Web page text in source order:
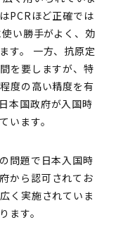
PCRほど正確では
い勝手がよく、効
す。 一方、抗原定
を要しますが、特
度の高い精度を有
本国政府が入国時
います。
問題で日本入国時
から認可されてお
く実施されていま
ます。